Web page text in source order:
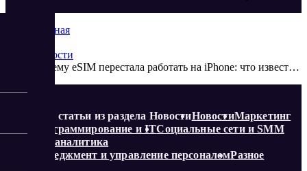
Главная
Новости
Почему eSIM перестала работать на iPhone: что известно о проблеме и может ли это привести к поломке телефона
Еще статьи из раздела НовостиНовостиМаркетинг
Программирование и ITСоциальные сети и SMM
Веб-аналитика
Менеджмент и управление персоналомРазное